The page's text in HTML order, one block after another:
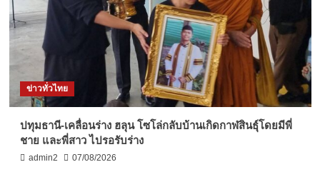
ข่าวทั่วไทย
ปทุมธานี-เคลื่อนร่าง ฮลุน โซโล่กลับบ้านเกิดกาฬสินธุ์โดยมีพี่
ชาย และพี่สาว ไปรอรับร่าง
admin2 07/08/2026